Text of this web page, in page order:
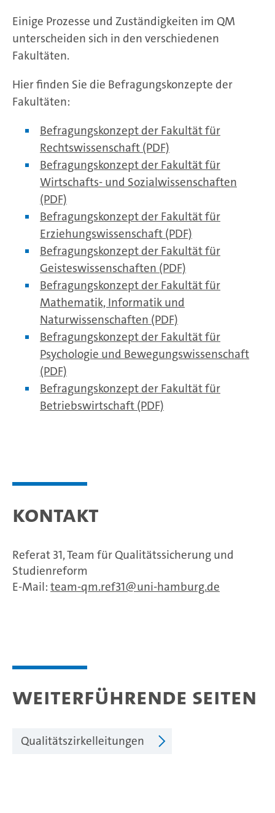
Einige Prozesse und Zuständigkeiten im QM
unterscheiden sich in den verschiedenen
Fakultäten.
Hier finden Sie die Befragungskonzepte der
Fakultäten:
Befragungskonzept der Fakultät für
Rechtswissenschaft (PDF)
Befragungskonzept der Fakultät für
Wirtschafts- und Sozialwissenschaften
(PDF)
Befragungskonzept der Fakultät für
Erziehungswissenschaft (PDF)
Befragungskonzept der Fakultät für
Geisteswissenschaften (PDF)
Befragungskonzept der Fakultät für
Mathematik, Informatik und
Naturwissenschaften (PDF)
Befragungskonzept der Fakultät für
Psychologie und Bewegungswissenschaft
(PDF)
Befragungskonzept der Fakultät für
Betriebswirtschaft (PDF)
Kontakt
Referat 31, Team für Qualitätssicherung und
Studienreform
E-Mail: team-qm.ref31 uni-hamburg.de
Weiterführende Seiten
Qualitätszirkelleitungen